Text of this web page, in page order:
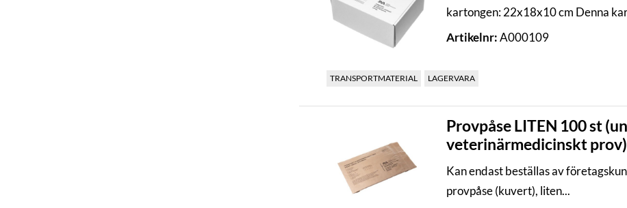
kartongen: 22x18x10 cm Denna
Artikelnr:A000109
TRANSPORTMATERIAL LAGERVARA
Provpåse LITEN 100 st
veterinärmedicinskt prov)
Kan endast beställas av
provpåse (kuvert), liten...